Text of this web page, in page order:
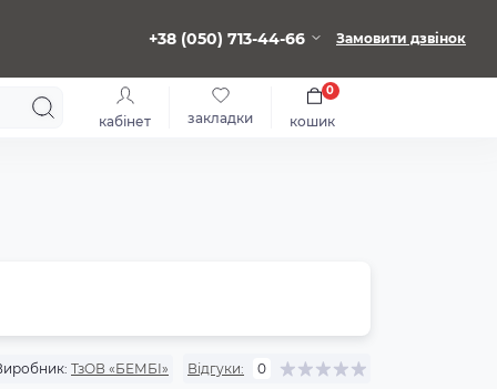
+38 (050) 713-44-66 Замовити дзвінок
кабінет закладки кошик
0
ТзОВ «БЕМБІ» Відгуки: 0